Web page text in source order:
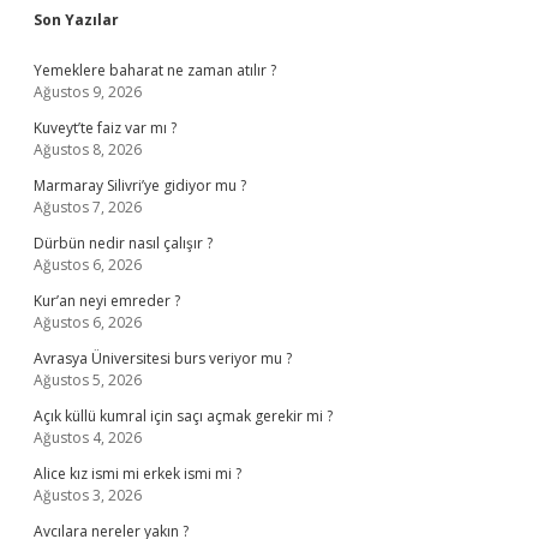
Sidebar
Son Yazılar
Yemeklere baharat ne zaman atılır ?
Ağustos 9, 2026
Kuveyt’te faiz var mı ?
Ağustos 8, 2026
Marmaray Silivri’ye gidiyor mu ?
Ağustos 7, 2026
Dürbün nedir nasıl çalışır ?
Ağustos 6, 2026
Kur’an neyi emreder ?
Ağustos 6, 2026
Avrasya Üniversitesi burs veriyor mu ?
Ağustos 5, 2026
Açık küllü kumral için saçı açmak gerekir mi ?
Ağustos 4, 2026
Alice kız ismi mi erkek ismi mi ?
Ağustos 3, 2026
Avcılara nereler yakın ?